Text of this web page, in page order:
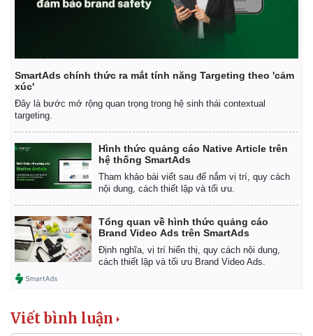
Khởi nghiệp
Thị trường
Tiêu dùng
Chứng khoán
SmartAds chính thức ra mắt tính năng Targeting theo 'cảm
xúc'
Đây là bước mở rộng quan trọng trong hệ sinh thái contextual
targeting.
Hình thức quảng cáo Native Article trên
hệ thống SmartAds
Tham khảo bài viết sau để nắm vị trí, quy cách
nội dung, cách thiết lập và tối ưu.
Tổng quan về hình thức quảng cáo
Brand Video Ads trên SmartAds
Định nghĩa, vị trí hiển thị, quy cách nội dung,
cách thiết lập và tối ưu Brand Video Ads.
Viết bình luận